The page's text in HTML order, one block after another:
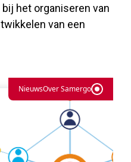
het organiseren van
van een
NieuwsOver Samergo